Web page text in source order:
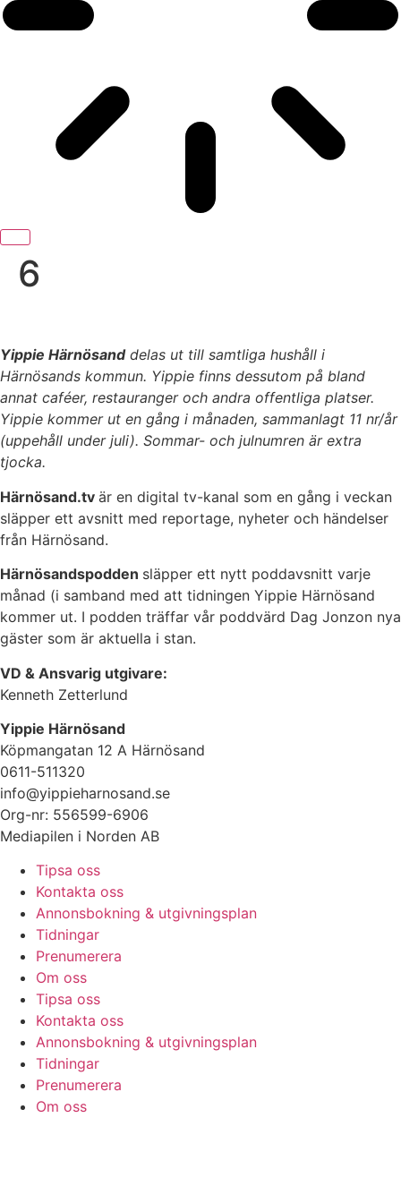
6
Yippie Härnösanddelas ut till samtliga hushåll i
Härnösands kommun. Yippie finns dessutom på bland
annat caféer, restauranger och andra offentliga platser.
Yippie kommer ut en gång i månaden, sammanlagt 11 nr/år
(uppehåll under juli). Sommar- och julnumren är extra
tjocka.
Härnösand.tv är en digital tv-kanal som en gång i veckan
släpper ett avsnitt med reportage, nyheter och händelser
från Härnösand.
Härnösandspodden släpper ett nytt poddavsnitt varje
månad (i samband med att tidningen Yippie Härnösand
kommer ut. I podden träffar vår poddvärd Dag Jonzon nya
gäster som är aktuella i stan.
VD & Ansvarig utgivare:
Kenneth Zetterlund
Yippie Härnösand
Köpmangatan 12 A Härnösand
0611-511320
info@yippieharnosand.se
Org-nr: 556599-6906
Mediapilen i Norden AB
Tipsa oss
Kontakta oss
Annonsbokning & utgivningsplan
Tidningar
Prenumerera
Om oss
Tipsa oss
Kontakta oss
Annonsbokning & utgivningsplan
Tidningar
Prenumerera
Om oss